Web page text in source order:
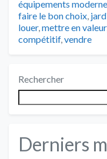
équipements
faire le bon choix,
louer,mettre en valeur
compétitif,vendre
Rechercher
Derniers